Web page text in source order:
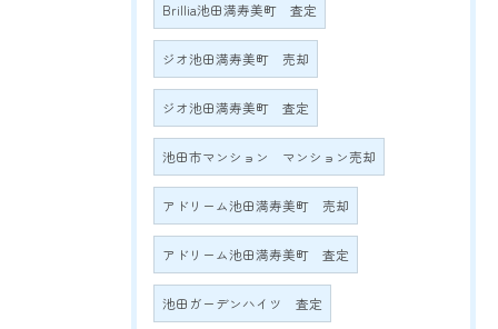
Brillia池田満寿美町 査定
ジオ池田満寿美町 売却
ジオ池田満寿美町 査定
池田市マンション マンション売却
アドリーム池田満寿美町 売却
アドリーム池田満寿美町 査定
池田ガーデンハイツ 査定